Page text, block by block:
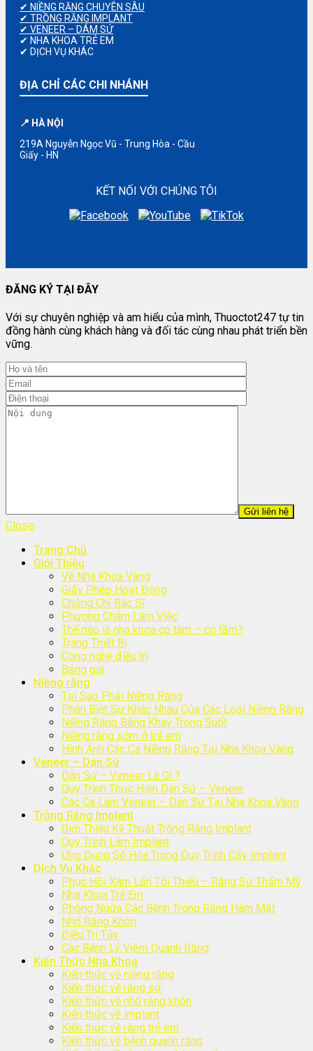
✔ NIỀNG RĂNG CHUYÊN SÂU
✔ TRỒNG RĂNG IMPLANT
✔ VENEER – DÁM SỨ
✔ NHA KHOA TRẺ EM
✔ DỊCH VỤ KHÁC
ĐỊA CHỈ CÁC CHI NHÁNH
📍 HÀ NỘI
219A Nguyễn Ngọc Vũ - Trung Hòa - Cầu
Giấy - HN
KẾT NỐI VỚI CHÚNG TÔI
ĐĂNG KÝ TẠI ĐÂY
Với sự chuyên nghiệp và am hiểu của mình, Thuoctot247 tự tin
đồng hành cùng khách hàng và đối tác cùng nhau phát triển bền
vững.
Close
Trang Chủ
Giới Thiệu
Về Nha Khoa Vàng
Giấy Phép Hoạt Động
Chứng Chỉ Bác Sĩ
Phương Châm Làm Việc
Thế nào là nha khoa có tâm – có tầm?
Trang Thiết Bị
Công nghệ điều trị
Bảng giá
Niềng răng
Tại Sao Phải Niềng Răng
Phân Biệt Sự Khác Nhau Của Các Loại Niềng Răng
Niềng Răng Bằng Khay Trong Suốt
Niềng răng sớm ở trẻ em
Hình Ảnh Các Ca Niềng Răng Tại Nha Khoa Vàng
Veneer – Dán Sứ
Dán Sứ – Veneer Là Gì ?
Quy Trình Thực Hiện Dán Sứ – Veneer
Các Ca Làm Veneer – Dán Sứ Tại Nha Khoa Vàng
Trồng Răng Implant
Giới Thiệu Kỹ Thuật Trồng Răng Implant
Quy Trình Làm Implant
Ứng Dụng Số Hóa Trong Quy Trình Cấy Implant
Dịch Vụ Khác
Phục Hồi Xâm Lấn Tối Thiểu – Răng Sứ Thẩm Mỹ
Nha Khoa Trẻ Em
Phòng Ngừa Các Bệnh Trong Răng Hàm Mặt
Nhổ Răng Khôn
Điều Trị Tủy
Các Bệnh Lý Viêm Quanh Răng
Kiến Thức Nha Khoa
Kiến thức về niềng răng
Kiến thức về răng sứ
Kiến thức về nhổ răng khôn
Kiến thức về implant
Kiến thức về răng trẻ em
Kiến thức về bệnh quanh răng